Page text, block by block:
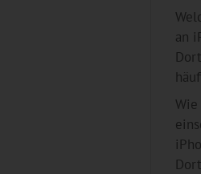
an